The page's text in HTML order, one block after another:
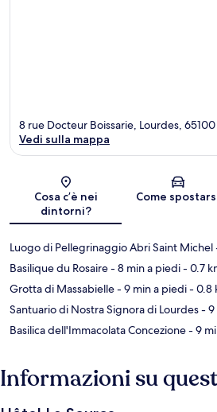
Mappa
8 rue Docteur Boissarie, Lourdes, 65100
Vedi sulla mappa
Cosa c’è nei
dintorni?
Come
Luogo di Pellegrinaggio Abri Saint Michel
Basilique du Rosaire- 8 min a piedi- 0.7
Grotta di Massabielle- 9 min a piedi- 0.8
Santuario di Nostra Signora di Lourdes- 9
Basilica dell'Immacolata Concezione- 9
Informazioni su